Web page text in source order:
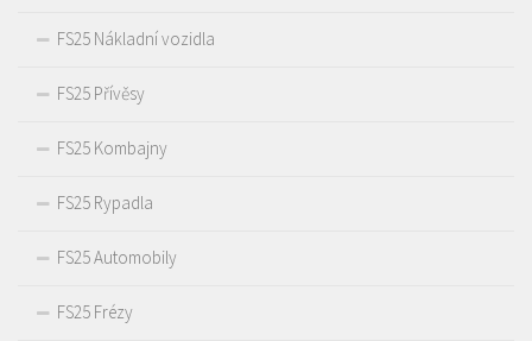
FS25 Nákladní vozidla
FS25 Přívěsy
FS25 Kombajny
FS25 Rypadla
FS25 Automobily
FS25 Frézy